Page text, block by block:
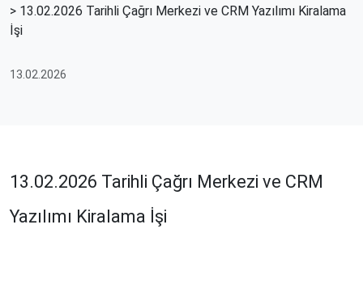
> 13.02.2026 Tarihli Çağrı Merkezi ve CRM Yazılımı Kiralama
İşi
13.02.2026
13.02.2026 Tarihli Çağrı Merkezi ve CRM
Yazılımı Kiralama İşi